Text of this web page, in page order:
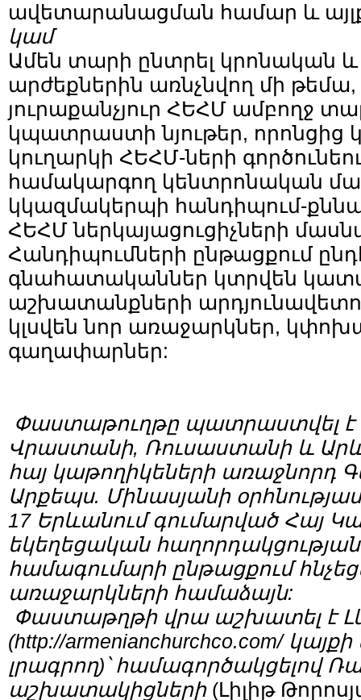
ավետարանացման համար և
կամ
Ամեն տարի ընտրել կրոնական
արժեքներին առնչնվող մի թեմա,
յուրաքանչյուր ՀԵՀՄ ամբողջ
կպատրաստի նյութեր, որոնցից
կուղարկի ՀԵՀՄ-ների
համակարգող կենտրոնական
կկազմակերպի հանդիպում-
ՀԵՀՄ ներկայացուցիչների
Հանդիպումների ընթացքում
գնահատականներ կտրվեն
աշխատանքների
կլսվեն նոր առաջարկներ,
գաղափարներ:
Փաստաթուղթը պատրաստվել է
Վրաստանի, Ռուսաստանի և
հայ կաթողիկեների առաջնորդ
Արքեպս. Մինասյանի
17 Երևանում գումարված Հայ
եկեղեցական հաղորդակցության
համագումարիընթացքում
առաջարկների համաձայն:
Փաստաթղթի վրա աշխատել է
(http://armenianchurchco.com/ կայքի
լրագրող)՝ համագործակցելով
աշխատակիցների(Լիլիթ